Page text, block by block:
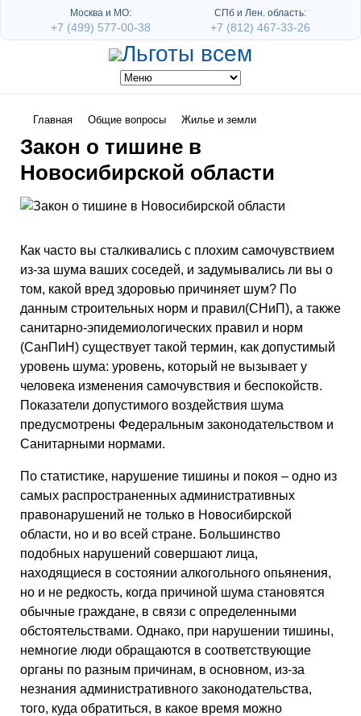
Главная Общие вопросы Жилье и земли
Закон о тишине в
Новосибирской области
Как часто вы сталкивались с плохим самочувствием
из-за шума ваших соседей, и задумывались ли вы о
том, какой вред здоровью причиняет шум? По
данным строительных норм и правил(СНиП), а также
санитарно-эпидемиологических правил и норм
(СанПиН) существует такой термин, как допустимый
уровень шума: уровень, который не вызывает у
человека изменения самочувствия и беспокойств.
Показатели допустимого воздействия шума
предусмотрены Федеральным законодательством и
Санитарными нормами.
По статистике, нарушение тишины и покоя – одно из
самых распространенных административных
правонарушений не только в Новосибирской
области, но и во всей стране. Большинство
подобных нарушений совершают лица,
находящиеся в состоянии алкогольного опьянения,
но и не редкость, когда причиной шума становятся
обычные граждане, в связи с определенными
обстоятельствами. Однако, при нарушении тишины,
немногие люди обращаются в соответствующие
органы по разным причинам, в основном, из-за
незнания административного законодательства,
того, куда обратиться, в какое время можно
Москва и МО:
+7 (499) 577-00-38
СПб и Лен. область:
+7 (812) 467-33-26